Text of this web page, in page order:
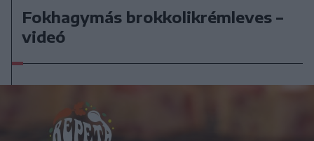
Fokhagymás brokkolikrémleves –
videó